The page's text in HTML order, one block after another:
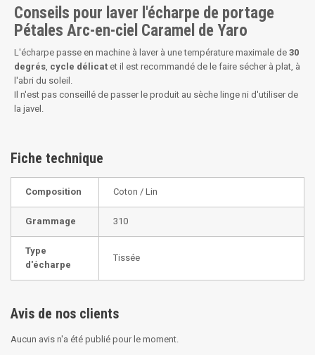
Conseils pour laver l'écharpe de portage
Pétales Arc-en-ciel Caramel de Yaro
L'écharpe passe en machine à laver à une température maximale de 30
degrés, cycle délicat et il est recommandé de le faire sécher à plat, à
l'abri du soleil.
Il n'est pas conseillé de passer le produit au sèche linge ni d'utiliser de
la javel.
Fiche technique
Composition Coton / Lin
Grammage 310
Type
d'écharpe
Tissée
Avis de nos clients
Aucun avis n'a été publié pour le moment.